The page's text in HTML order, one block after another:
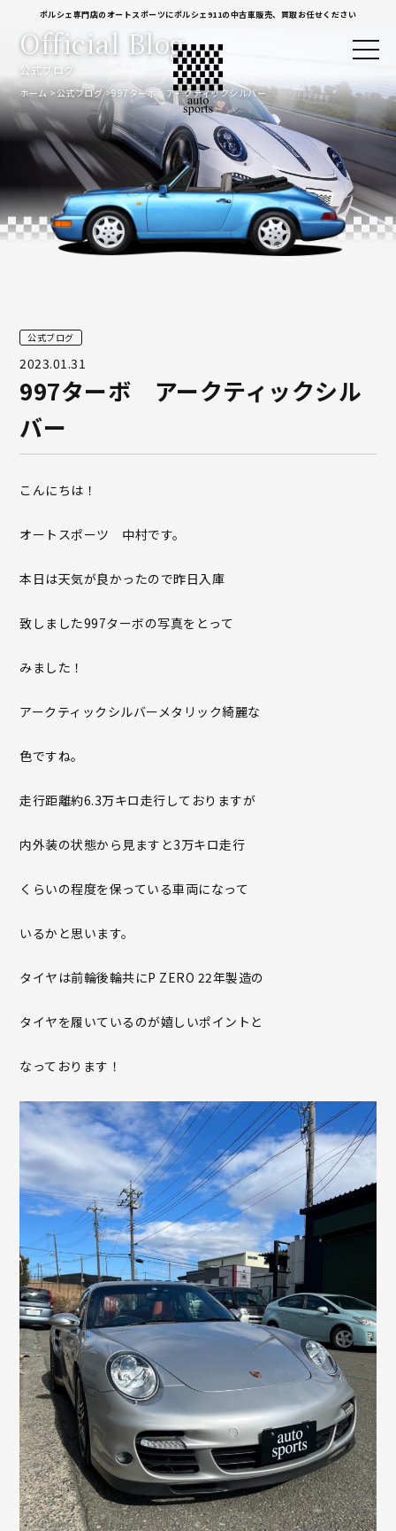
ポルシェ専門店のオートスポーツにポルシェ911の中古車販売、買取お任せください
公式ブログ
Official Blog
ホーム 公式ブログ 997ターボ アークティックシルバー
公式ブログ
2023.01.31
997ターボ アークティックシル
バー
こんにちは！
オートスポーツ 中村です。
本日は天気が良かったので昨日入庫
致しました997ターボの写真をとって
みました！
アークティックシルバーメタリック綺麗な
色ですね。
走行距離約6.3万キロ走行しておりますが
内外装の状態から見ますと3万キロ走行
くらいの程度を保っている車両になって
いるかと思います。
タイヤは前輪後輪共にP ZERO 22年製造の
タイヤを履いているのが嬉しいポイントと
なっております！